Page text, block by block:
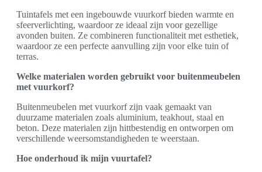
Tuintafels met een ingebouwde vuurkorf bieden warmte en
sfeerverlichting, waardoor ze ideaal zijn voor gezellige
avonden buiten. Ze combineren functionaliteit met esthetiek,
waardoor ze een perfecte aanvulling zijn voor elke tuin of
terras.
Welke materialen worden gebruikt voor buitenmeubelen
met vuurkorf?
Buitenmeubelen met vuurkorf zijn vaak gemaakt van
duurzame materialen zoals aluminium, teakhout, staal en
beton. Deze materialen zijn hittbestendig en ontworpen om
verschillende weersomstandigheden te weerstaan.
Hoe onderhoud ik mijn vuurtafel?